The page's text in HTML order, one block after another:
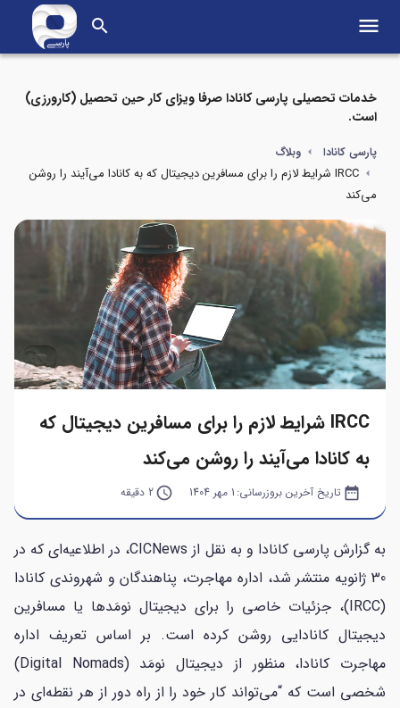
search menu
خدمات تحصیلی پارسی کانادا صرفا ویزای کار حین تحصیل (کارورزی)
است.
پارسی کانادا وبلاگ
IRCC شرایط لازم را برای مسافرین دیجیتال که به کانادا می‌آیند را روشن
می‌کند
IRCC شرایط لازم را برای مسافرین دیجیتال که
به کانادا می‌آیند را روشن می‌کند
date_range تاریخ آخرین بروزرسانی: 1 مهر 1404 query_builder2 دقیقه
به گزارش پارسی کانادا و به نقل از CICNews، در اطلاعیه‌ای که در
30 ژانویه منتشر شد، اداره مهاجرت، پناهندگان و شهروندی کانادا
(IRCC)، جزئیات خاصی را برای دیجیتال نومَدها یا مسافرین
دیجیتال کانادایی روشن کرده است. بر اساس تعریف اداره
مهاجرت کانادا، منظور از دیجیتال نومَد (Digital Nomads)
شخصی است که “می‌تواند کار خود را از راه دور از هر نقطه‌ای در